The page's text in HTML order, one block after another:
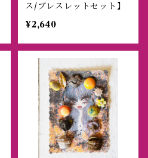
ス/ブレスレットセット】
¥2,640